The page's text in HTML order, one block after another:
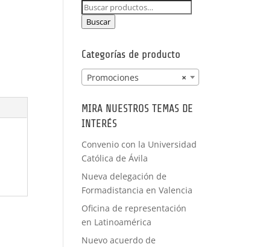
PRÁCTICAS
Buscar
por:
Buscar
Categorías de producto
×
Promociones
MIRA NUESTROS TEMAS DE
INTERÉS
Convenio con la Universidad
Católica de Ávila
Nueva delegación de
Formadistancia en Valencia
Oficina de representación
en Latinoamérica
Nuevo acuerdo de